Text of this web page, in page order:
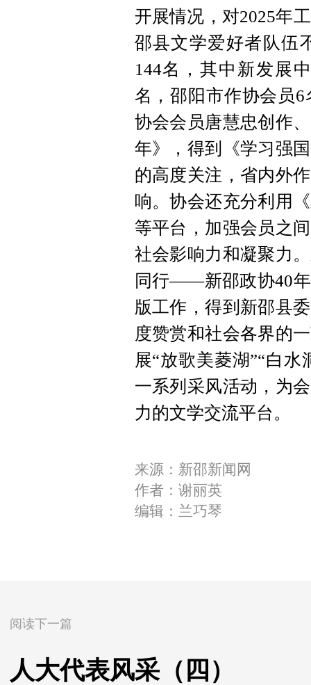
开展情况，对2025年
邵县文学爱好者队伍
144名，其中新发展
名，邵阳市作协会员
协会会员唐慧忠创作
年》，得到《学习强
的高度关注，省内外
响。协会还充分利用
等平台，加强会员之
社会影响力和凝聚力
同行——新邵政协40
版工作，得到新邵县
度赞赏和社会各界的
展“放歌美菱湖”“白水
一系列采风活动，为
力的文学交流平台。
来源：新邵新闻网
作者：谢丽英
编辑：兰巧琴
阅读下一篇
人大代表风采（四）